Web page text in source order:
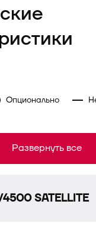
SATELLITE
Опционально
Развернуть все